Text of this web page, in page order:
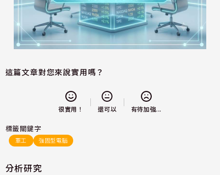
這篇文章對您來說實用嗎？
很實用！ 還可以 有待加強...
標籤關鍵字
軍工 強固型電腦
分析研究